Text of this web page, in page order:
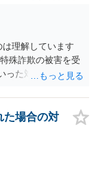
理解しています
殊詐欺の被害を受
った対処が必要で
く旦那さんの行為
ず穏便に和解する
相談者さんも１０
したいと言われ
れるのではない
払額が下がること
た場合の対